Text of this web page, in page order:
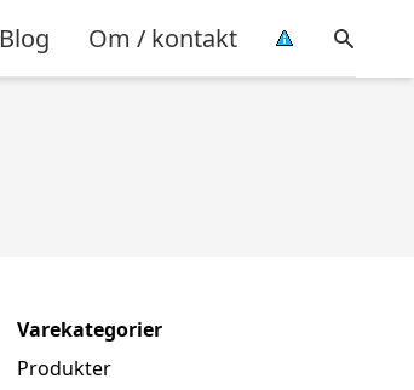
Blog Om / kontakt
Varekategorier
Produkter